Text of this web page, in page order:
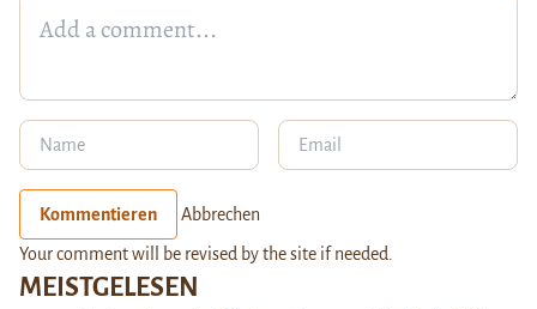
MEISTGELESEN
Kommentieren Abbrechen
Your comment will be revised by the site if needed.